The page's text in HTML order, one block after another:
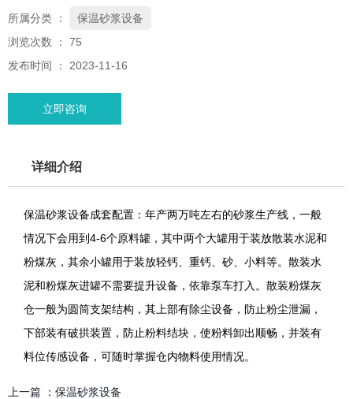
所属分类 ：
保温砂浆设备
浏览次数 ： 75
发布时间 ： 2023-11-16
立即咨询
详细介绍
保温砂浆设备成套配置：年产两万吨左右的砂浆生产线，一般
情况下会用到4-6个原料罐，其中两个大罐用于装放散装水泥和
粉煤灰，其余小罐用于装放轻钙、重钙、砂、小料等。散装水
泥和粉煤灰进罐不需要提升设备，依靠泵车打入。散装粉煤灰
仓一般为圆筒支架结构，其上部有除尘设备，防止粉尘泄漏，
下部装有破拱装置，防止粉料结块，使粉料卸出顺畅，并装有
料位传感设备，可随时掌握仓内物料使用情况。
上一篇 ： 保温砂浆设备